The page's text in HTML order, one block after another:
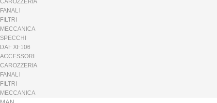
CAROZZERIA
FANALI
FILTRI
MECCANICA
SPECCHI
DAF XF106
ACCESSORI
CAROZZERIA
FANALI
FILTRI
MECCANICA